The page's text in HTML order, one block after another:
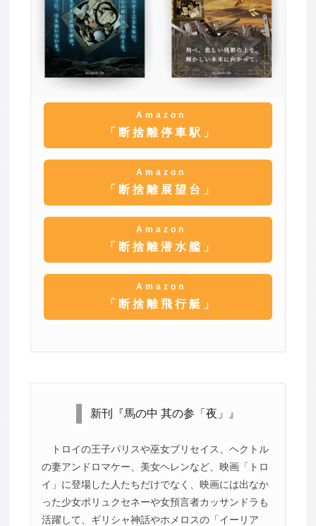
Amazon
「断捨離停車駅」
Amazon
「断捨離展望台」
Amazon
「断捨離潜水艦」
Amazon
「断捨離飛行艇」
新刊『馬の中 其の参「夜」』
トロイの王子パリスや巫女ブリセイス、ヘクトル
の妻アンドロマケー、美女ヘレンなど、映画「トロ
イ」に登場した人たちだけでなく、映画には出なか
った少女ポリュクセネーや女預言者カッサンドラも
活躍して、ギリシャ神話やホメロスの「イーリア